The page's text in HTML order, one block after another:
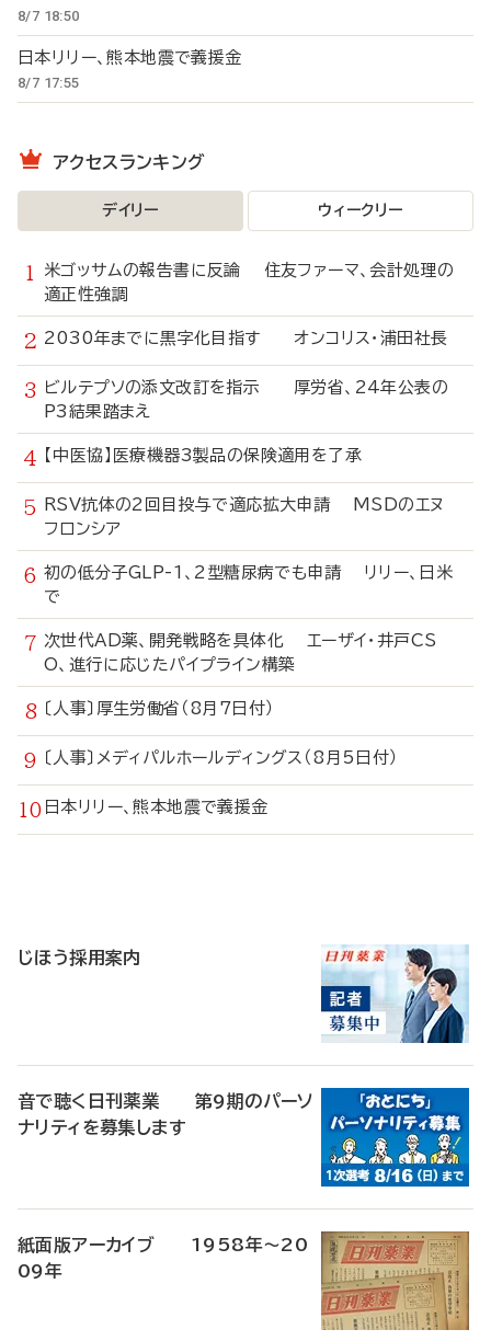
8/7 18:50
日本リリー、熊本地震で義援金
8/7 17:55
アクセスランキング
デイリー ウィークリー
米ゴッサムの報告書に反論 住友ファーマ、会計処理の
適正性強調
2030年までに黒字化目指す オンコリス・浦田社長
ビルテプソの添文改訂を指示 厚労省、24年公表の
P3結果踏まえ
【中医協】医療機器3製品の保険適用を了承
RSV抗体の2回目投与で適応拡大申請 MSDのエヌ
フロンシア
初の低分子GLP-1、2型糖尿病でも申請 リリー、日米
で
次世代AD薬、開発戦略を具体化 エーザイ・井戸CS
O、進行に応じたパイプライン構築
〔人事〕厚生労働省（8月7日付）
〔人事〕メディパルホールディングス（8月5日付）
日本リリー、熊本地震で義援金
じほう採用案内
音で聴く日刊薬業 第9期のパーソ
ナリティを募集します
紙面版アーカイブ 1958年～20
09年